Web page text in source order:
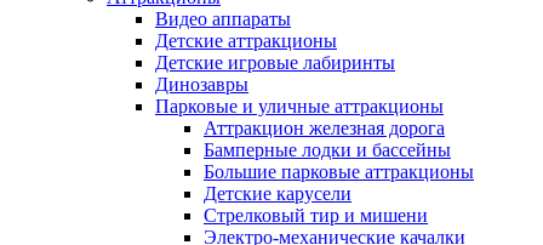
Видео аппараты
Детские аттракционы
Детские игровые лабиринты
Динозавры
Парковые и уличные аттракционы
Аттракцион железная дорога
Бамперные лодки и бассейны
Большие парковые аттракционы
Детские карусели
Стрелковый тир и мишени
Электро-механические качалки